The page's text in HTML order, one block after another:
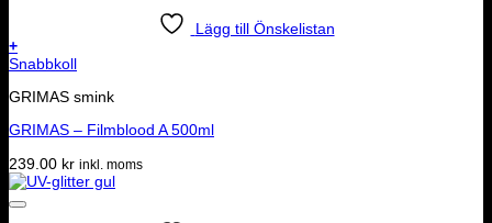
Lägg till Önskelistan
+
Snabbkoll
GRIMAS smink
GRIMAS – Filmblood A 500ml
239.00 kr inkl. moms